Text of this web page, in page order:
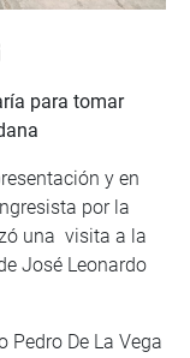
para tomar
y en
por la
una visita a la
José Leonardo
De La Vega